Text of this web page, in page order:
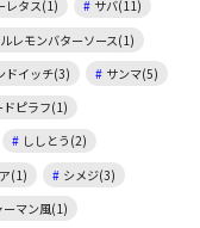
レタス(1)
サバ(11)
レモンバターソース(1)
ドイッチ(3)
サンマ(5)
ドピラフ(1)
ししとう(2)
(1)
シメジ(3)
ーマン風(1)